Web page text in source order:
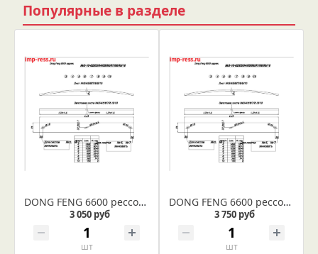
Популярные в разделе
DONG FENG 6600 рессора задняя лист № 7 (Арт. IR 03-10-07)
3 050 руб
шт
DONG FENG 6600 рессора задняя лист № 6 (Арт. IR 03-10-06)
3 750 руб
шт